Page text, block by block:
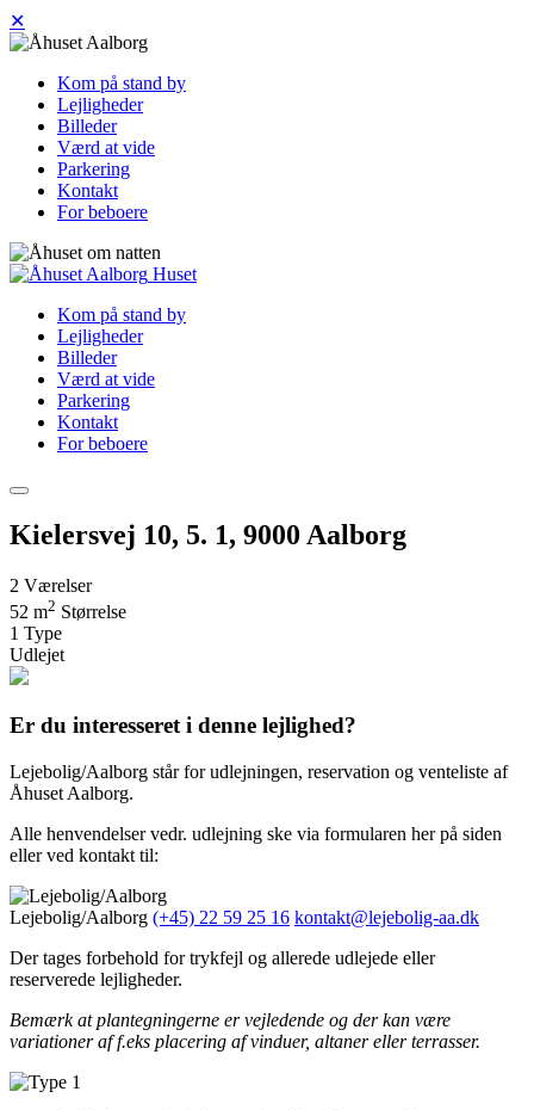
✕
Kom på stand by
Lejligheder
Billeder
Værd at vide
Parkering
Kontakt
For beboere
Huset
Kom på stand by
Lejligheder
Billeder
Værd at vide
Parkering
Kontakt
For beboere
Kielersvej 10, 5. 1, 9000 Aalborg
2 Værelser
52 m2 Størrelse
1 Type
Udlejet
Er du interesseret i denne lejlighed?
Lejebolig/Aalborg står for udlejningen, reservation og venteliste af
Åhuset Aalborg.
Alle henvendelser vedr. udlejning ske via formularen her på siden
eller ved kontakt til:
Lejebolig/Aalborg (+45) 22 59 25 16 kontakt@lejebolig-aa.dk
Der tages forbehold for trykfejl og allerede udlejede eller
reserverede lejligheder.
Bemærk at plantegningerne er vejledende og der kan være
variationer af f.eks placering af vinduer, altaner eller terrasser.